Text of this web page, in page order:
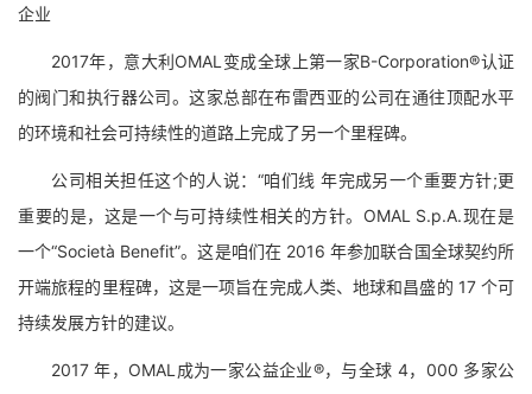
企业
2017年，意大利OMAL变成全球上第一家B-Corporation®认证
的阀门和执行器公司。这家总部在布雷西亚的公司在通往顶配水平
的环境和社会可持续性的道路上完成了另一个里程碑。
公司相关担任这个的人说：“咱们线 年完成另一个重要方针;更
重要的是，这是一个与可持续性相关的方针。OMAL S.p.A.现在是
一个“Società Benefit”。这是咱们在 2016 年参加联合国全球契约所
开端旅程的里程碑，这是一项旨在完成人类、地球和昌盛的 17 个可
持续发展方针的建议。
2017 年，OMAL成为一家公益企业®，与全球 4，000 多家公